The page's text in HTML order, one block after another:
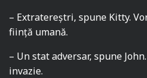
– Extratereștri, spune Kitty.
ființă umană.
– Un stat adversar, spune
invazie.